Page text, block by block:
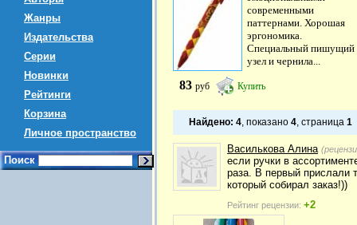
Жанры
Издательства
Серии
Новинки
Рейтинги
Корзина
Личное пространство
Поиск
современными
паттернами. Хорошая
эргономика.
Специальный пишущий
узел и чернила...
83 руб Купить
Найдено: 4, показано 4, страница 1
Василькова Алина
если ручки в
раза. В первый прислали
который собирал заказ!))
Рейтинг рецензии: +2